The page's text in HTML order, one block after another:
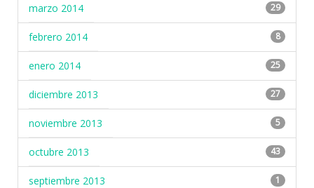
marzo 2014 29
febrero 2014 8
enero 2014 25
diciembre 2013 27
noviembre 2013 5
octubre 2013 43
septiembre 2013 1